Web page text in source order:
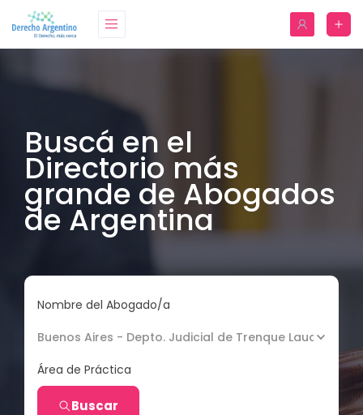
Buscá en el
Directorio más
grande de Abogados
de Argentina
Nombre del Abogado/a
Buenos Aires - Depto. Judicial de Trenque Lauquen
Área de Práctica
Buscar